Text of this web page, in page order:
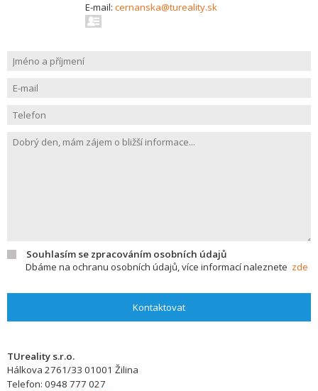
E-mail: cernanska@tureality.sk
Souhlasím se zpracováním osobních údajů
Dbáme na ochranu osobních údajů, více informací naleznete zde
Kontaktovat
TUreality s.r.o.
Hálkova 2761/33 01001 Žilina
Telefon: 0948 777 027